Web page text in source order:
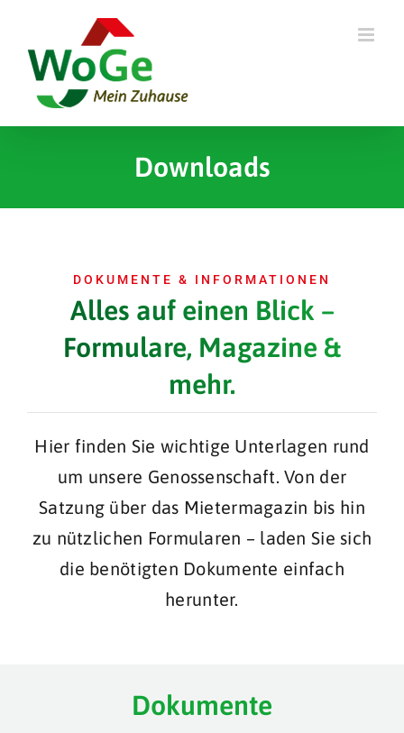
content
Downloads
DOKUMENTE & INFORMATIONEN
Alles auf einen Blick –
Formulare, Magazine &
mehr.
Hier finden Sie wichtige Unterlagen rund
um unsere Genossenschaft. Von der
Satzung über das Mietermagazin bis hin
zu nützlichen Formularen – laden Sie sich
die benötigten Dokumente einfach
herunter.
Dokumente